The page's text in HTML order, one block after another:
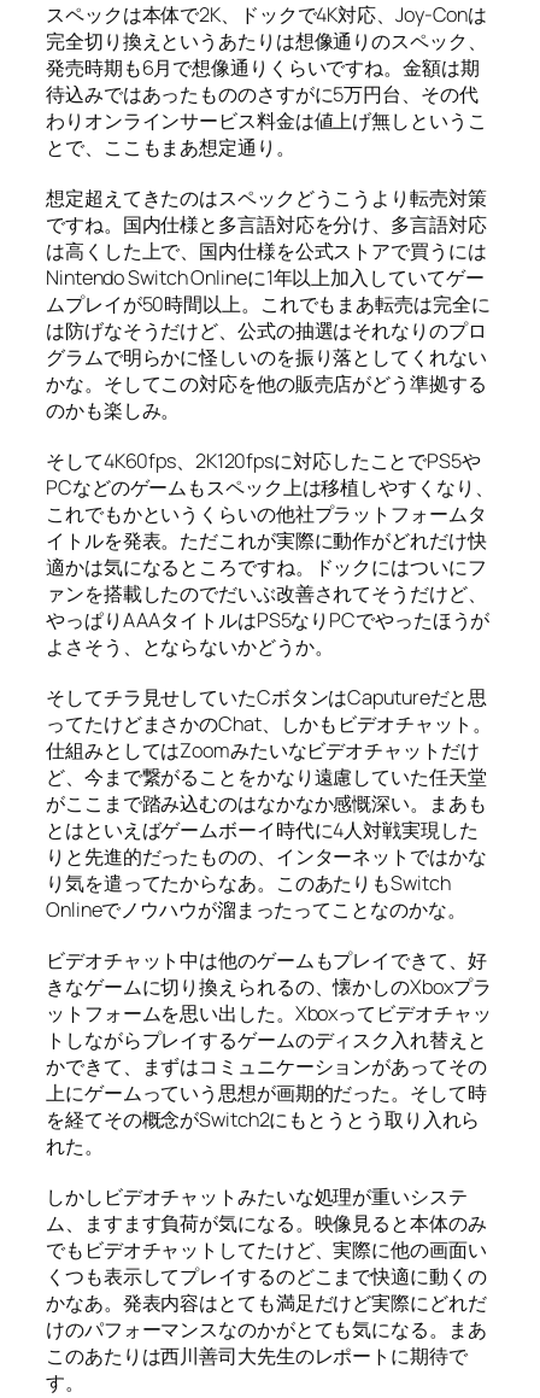
スペックは本体で2K、ドックで4K対応、Joy-Conは
完全切り換えというあたりは想像通りのスペック、
発売時期も6月で想像通りくらいですね。金額は期
待込みではあったもののさすがに5万円台、その代
わりオンラインサービス料金は値上げ無しというこ
とで、ここもまあ想定通り。
想定超えてきたのはスペックどうこうより転売対策
ですね。国内仕様と多言語対応を分け、多言語対応
は高くした上で、国内仕様を公式ストアで買うには
Nintendo Switch Onlineに1年以上加入していてゲー
ムプレイが50時間以上。これでもまあ転売は完全に
は防げなそうだけど、公式の抽選はそれなりのプロ
グラムで明らかに怪しいのを振り落としてくれない
かな。そしてこの対応を他の販売店がどう準拠する
のかも楽しみ。
そして4K60fps、2K120fpsに対応したことでPS5や
PCなどのゲームもスペック上は移植しやすくなり、
これでもかというくらいの他社プラットフォームタ
イトルを発表。ただこれが実際に動作がどれだけ快
適かは気になるところですね。ドックにはついにフ
ァンを搭載したのでだいぶ改善されてそうだけど、
やっぱりAAAタイトルはPS5なりPCでやったほうが
よさそう、とならないかどうか。
そしてチラ見せしていたCボタンはCaputureだと思
ってたけどまさかのChat、しかもビデオチャット。
仕組みとしてはZoomみたいなビデオチャットだけ
ど、今まで繋がることをかなり遠慮していた任天堂
がここまで踏み込むのはなかなか感慨深い。まあも
とはといえばゲームボーイ時代に4人対戦実現した
りと先進的だったものの、インターネットではかな
り気を遣ってたからなあ。このあたりもSwitch
Onlineでノウハウが溜まったってことなのかな。
ビデオチャット中は他のゲームもプレイできて、好
きなゲームに切り換えられるの、懐かしのXboxプラ
ットフォームを思い出した。Xboxってビデオチャッ
トしながらプレイするゲームのディスク入れ替えと
かできて、まずはコミュニケーションがあってその
上にゲームっていう思想が画期的だった。そして時
を経てその概念がSwitch2にもとうとう取り入れら
れた。
しかしビデオチャットみたいな処理が重いシステ
ム、ますます負荷が気になる。映像見ると本体のみ
でもビデオチャットしてたけど、実際に他の画面い
くつも表示してプレイするのどこまで快適に動くの
かなあ。発表内容はとても満足だけど実際にどれだ
けのパフォーマンスなのかがとても気になる。まあ
このあたりは西川善司大先生のレポートに期待で
す。